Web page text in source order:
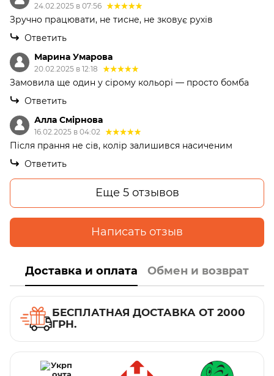
24.02.2025 в 07:56
Зручно працювати, не тисне, не зковує рухів
Ответить
Марина Умарова
20.02.2025 в 12:18
Замовила ще один у сірому кольорі — просто бомба
Ответить
Алла Смірнова
16.02.2025 в 04:02
Після прання не сів, колір залишився насиченим
Ответить
Еще 5 отзывов
Написать отзыв
Доставка и оплата Обмен и возврат
БЕСПЛАТНАЯ ДОСТАВКА ОТ 2000
ГРН.